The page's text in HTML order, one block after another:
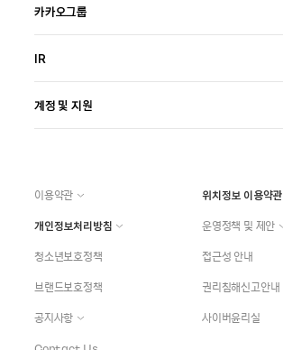
카카오그룹
IR
계정 및 지원
이용약관
위치정보 이용약관
개인정보처리방침
운영정책 및 제안
청소년보호정책
접근성 안내
브랜드보호정책
권리침해신고안내
공지사항
사이버윤리실